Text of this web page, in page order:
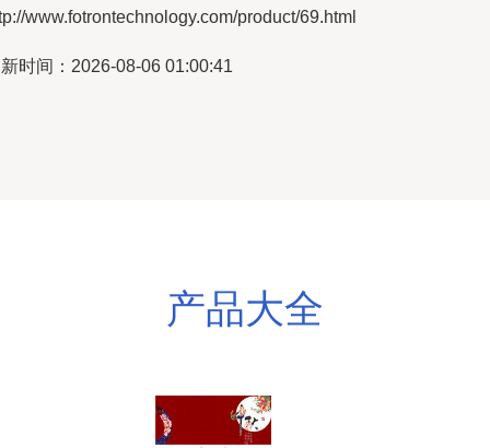
www.fotrontechnology.com/product/69.html
时间：2026-08-06 01:00:41
产品大全